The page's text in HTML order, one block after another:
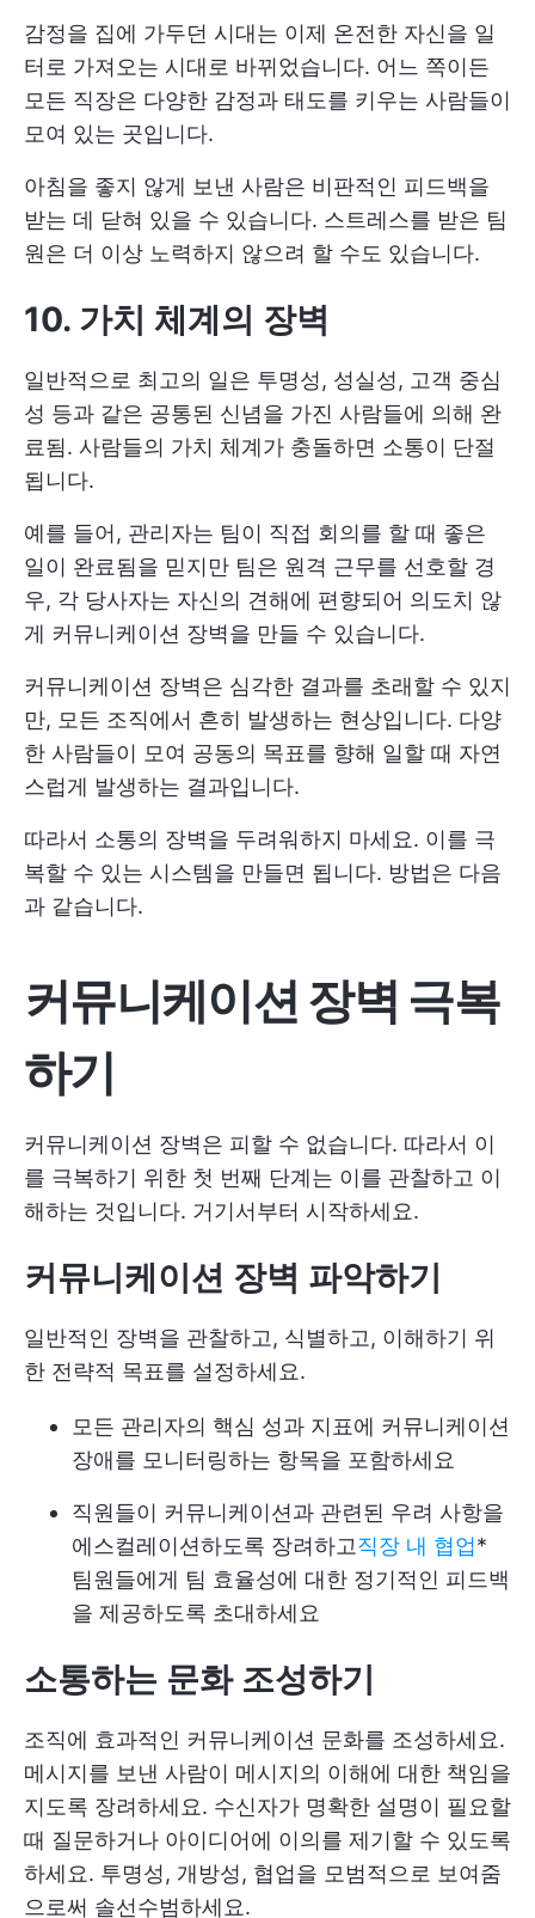
감정을 집에 가두던 시대는 이제 온전한 자신을 일
터로 가져오는 시대로 바뀌었습니다. 어느 쪽이든
모든 직장은 다양한 감정과 태도를 키우는 사람들이
모여 있는 곳입니다.
아침을 좋지 않게 보낸 사람은 비판적인 피드백을
받는 데 닫혀 있을 수 있습니다. 스트레스를 받은 팀
원은 더 이상 노력하지 않으려 할 수도 있습니다.
10. 가치 체계의 장벽
일반적으로 최고의 일은 투명성, 성실성, 고객 중심
성 등과 같은 공통된 신념을 가진 사람들에 의해 완
료됨. 사람들의 가치 체계가 충돌하면 소통이 단절
됩니다.
예를 들어, 관리자는 팀이 직접 회의를 할 때 좋은
일이 완료됨을 믿지만 팀은 원격 근무를 선호할 경
우, 각 당사자는 자신의 견해에 편향되어 의도치 않
게 커뮤니케이션 장벽을 만들 수 있습니다.
커뮤니케이션 장벽은 심각한 결과를 초래할 수 있지
만, 모든 조직에서 흔히 발생하는 현상입니다. 다양
한 사람들이 모여 공동의 목표를 향해 일할 때 자연
스럽게 발생하는 결과입니다.
따라서 소통의 장벽을 두려워하지 마세요. 이를 극
복할 수 있는 시스템을 만들면 됩니다. 방법은 다음
과 같습니다.
커뮤니케이션 장벽 극복
하기
커뮤니케이션 장벽은 피할 수 없습니다. 따라서 이
를 극복하기 위한 첫 번째 단계는 이를 관찰하고 이
해하는 것입니다. 거기서부터 시작하세요.
커뮤니케이션 장벽 파악하기
일반적인 장벽을 관찰하고, 식별하고, 이해하기 위
한 전략적 목표를 설정하세요.
모든 관리자의 핵심 성과 지표에 커뮤니케이션
장애를 모니터링하는 항목을 포함하세요
직원들이 커뮤니케이션과 관련된 우려 사항을
에스컬레이션하도록 장려하고직장 내 협업*
팀원들에게 팀 효율성에 대한 정기적인 피드백
을 제공하도록 초대하세요
소통하는 문화 조성하기
조직에 효과적인 커뮤니케이션 문화를 조성하세요.
메시지를 보낸 사람이 메시지의 이해에 대한 책임을
지도록 장려하세요. 수신자가 명확한 설명이 필요할
때 질문하거나 아이디어에 이의를 제기할 수 있도록
하세요. 투명성, 개방성, 협업을 모범적으로 보여줌
으로써 솔선수범하세요.